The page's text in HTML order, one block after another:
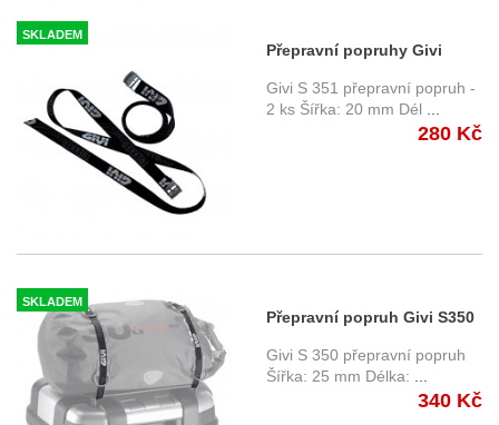
SKLADEM
Přepravní popruhy Givi
S351 - délka 1000 mm
Givi S 351 přepravní popruh -
2 ks Šířka: 20 mm Dél
280 Kč
SKLADEM
Přepravní popruh Givi S350
- délka 1700 mm
Givi S 350 přepravní popruh
Šířka: 25 mm Délka:
340 Kč